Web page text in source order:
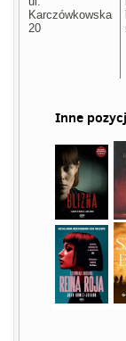
Karczówkowska
20
Inne